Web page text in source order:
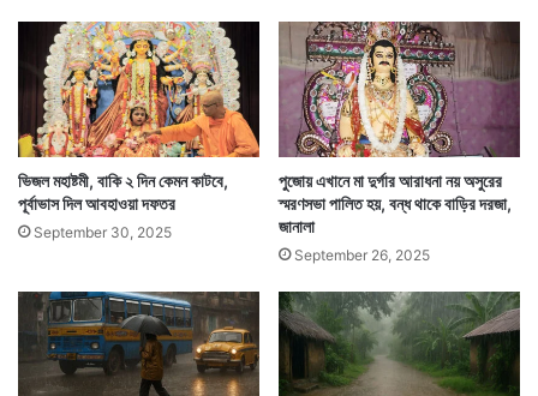
ভিজল মহাষ্টমী, বাকি ২ দিন কেমন কাটবে,
পূর্বাভাস দিল আবহাওয়া দফতর
September 30, 2025
‌পুজোয় এখানে মা দুর্গার আরাধনা নয় অসুরের
স্মরণসভা পালিত হয়, বন্ধ থাকে বাড়ির দরজা,
জানালা
September 26, 2025